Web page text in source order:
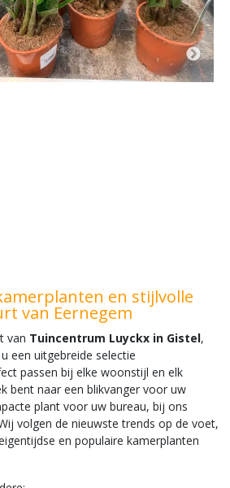
en stijlvolle
van Eernegem
van Tuincentrum Luyckx in Gistel,
een uitgebreide selectie
passen bij elke woonstijl en elk
bent naar een blikvanger voor uw
plant voor uw bureau, bij ons
volgen de nieuwste trends op de voet,
en populaire kamerplanten